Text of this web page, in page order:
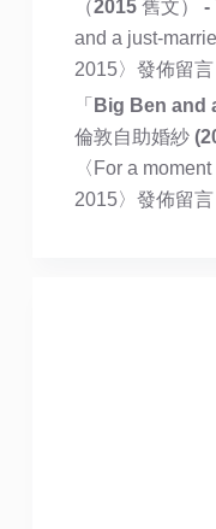
（2015 舊文）
and a just-
2015〉發佈留言
「 Big Ben and
倫敦自助婚紗
〈 For a
2015〉發佈留言